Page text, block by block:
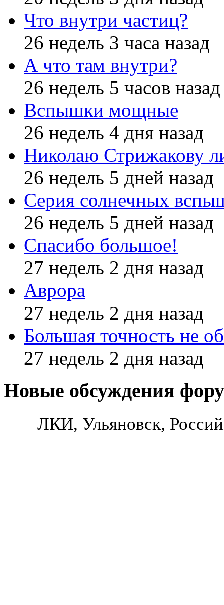
Что внутри частиц?
26 недель 3 часа назад
А что там внутри?
26 недель 5 часов назад
Вспышки мощные
26 недель 4 дня назад
Николаю Стрижакову
26 недель 5 дней назад
Серия солнечных
26 недель 5 дней назад
Спасибо большое!
27 недель 2 дня назад
Аврора
27 недель 2 дня назад
Большая точность не
27 недель 2 дня назад
Новые обсуждения
ЛКИ, Ульяновск,